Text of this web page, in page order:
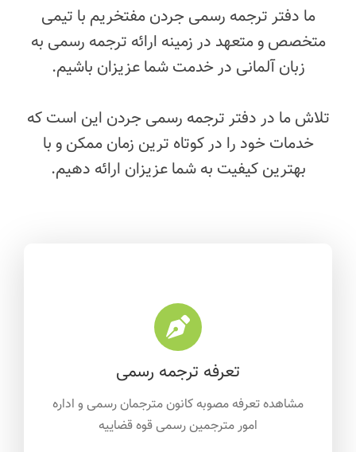
ما دفتر ترجمه رسمی جردن مفتخریم با تیمی
متخصص و متعهد در زمینه ارائه ترجمه رسمی به
زبان آلمانی در خدمت شما عزیزان باشیم.
تلاش ما در دفتر ترجمه رسمی جردن این است که
خدمات خود را در کوتاه ترین زمان ممکنو با
بهترین کیفیت به شما عزیزان ارائه دهیم.
تعرفه ترجمه رسمی
مشاهده تعرفه مصوبه کانون مترجمان رسمی و اداره
امور مترجمین رسمی قوه قضاییه